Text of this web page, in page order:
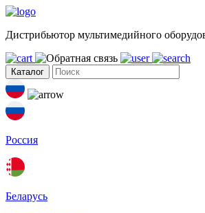
Дистрибьютор мультимедийного
Каталог
Россия
Беларусь